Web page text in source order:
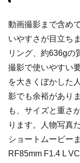
動画撮影まで含め
いやすさが目立ち
リング、約636gの
撮影で使いやすい
を大きくぼかした
影でも余裕があり
も、サイズと重さ
ります。人物写真
ショートムービー
RF85mm F1.4 L